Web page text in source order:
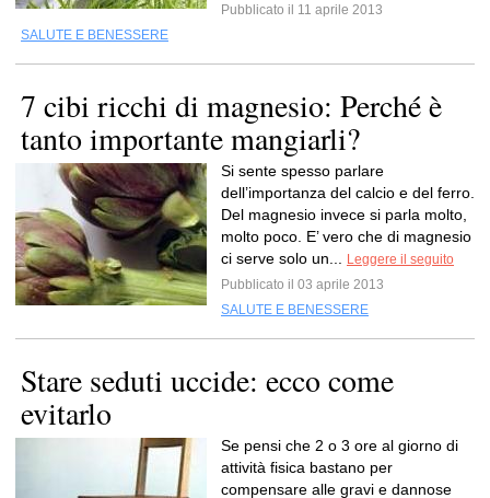
Pubblicato il 11 aprile 2013
SALUTE E BENESSERE
7 cibi ricchi di magnesio: Perché è
tanto importante mangiarli?
Si sente spesso parlare
dell’importanza del calcio e del ferro.
Del magnesio invece si parla molto,
molto poco. E’ vero che di magnesio
ci serve solo un...
Leggere il seguito
Pubblicato il 03 aprile 2013
SALUTE E BENESSERE
Stare seduti uccide: ecco come
evitarlo
Se pensi che 2 o 3 ore al giorno di
attività fisica bastano per
compensare alle gravi e dannose